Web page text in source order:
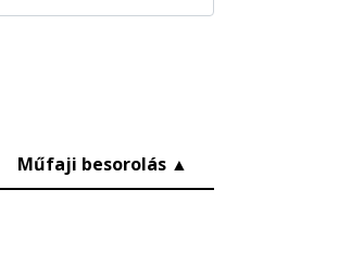
Műfaji besorolás ▲